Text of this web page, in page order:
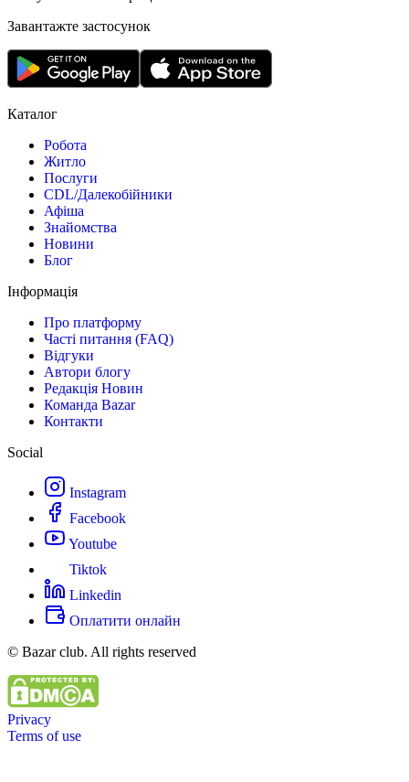
Завантажте застосунок
Каталог
Робота
Житло
Послуги
CDL/Далекобійники
Афіша
Знайомства
Новини
Блог
Інформація
Про платформу
Часті питання (FAQ)
Відгуки
Автори блогу
Редакція Новин
Команда Bazar
Контакти
Social
Instagram
Facebook
Youtube
Tiktok
Linkedin
Оплатити онлайн
© Bazar club. All rights reserved
Privacy
Terms of use